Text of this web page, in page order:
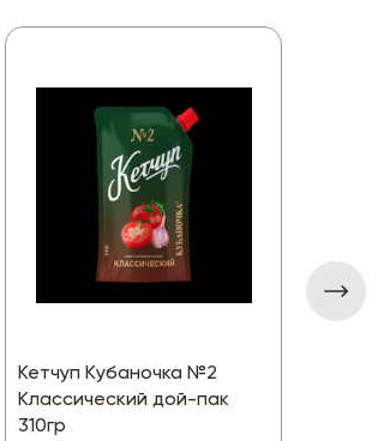
Кетчуп Кубаночка №2
Классический дой-пак
310гр